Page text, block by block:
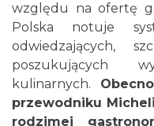
względu na ofertę
Polska notuje
odwiedzających,
poszukujących
kulinarnych.
przewodniku
rodzimej